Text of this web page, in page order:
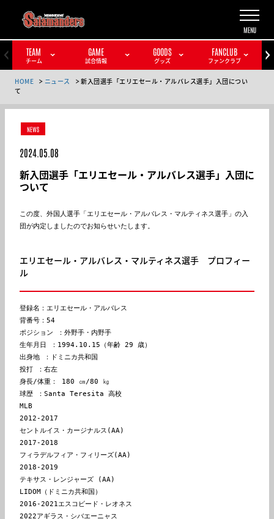
TEAM
チーム
GAME
試合情報
GOODS
グッズ
FANCLUB
ファンクラブ
HOME ニュース
新入団選手「エリエセール・アルバレス選手」入団につい
て
NEWS
2024.05.08
新入団選手「エリエセール・アルバレス選手」入団に
ついて
この度、外国人選手「エリエセール・アルバレス・マルティネス選手」の入
団が内定しましたのでお知らせいたします。
エリエセール・アルバレス・マルティネス選手 プロフィー
ル
登録名：エリエセール・アルバレス
背番号：54
ポジション ：外野手・内野手
生年月日 ：1994.10.15（年齢 29 歳）
出身地 ：ドミニカ共和国
投打 ：右左
球歴 ：Santa Teresita 高校
MLB
2012-2017
セントルイス・カージナルス(AA)
2017-2018
フィラデルフィア・フィリーズ(AA)
2018-2019
テキサス・レンジャーズ (AA)
LIDOM（ドミニカ共和国）
2016-2021エスコビード・レオネス
2022アギラス・シバエーニャス